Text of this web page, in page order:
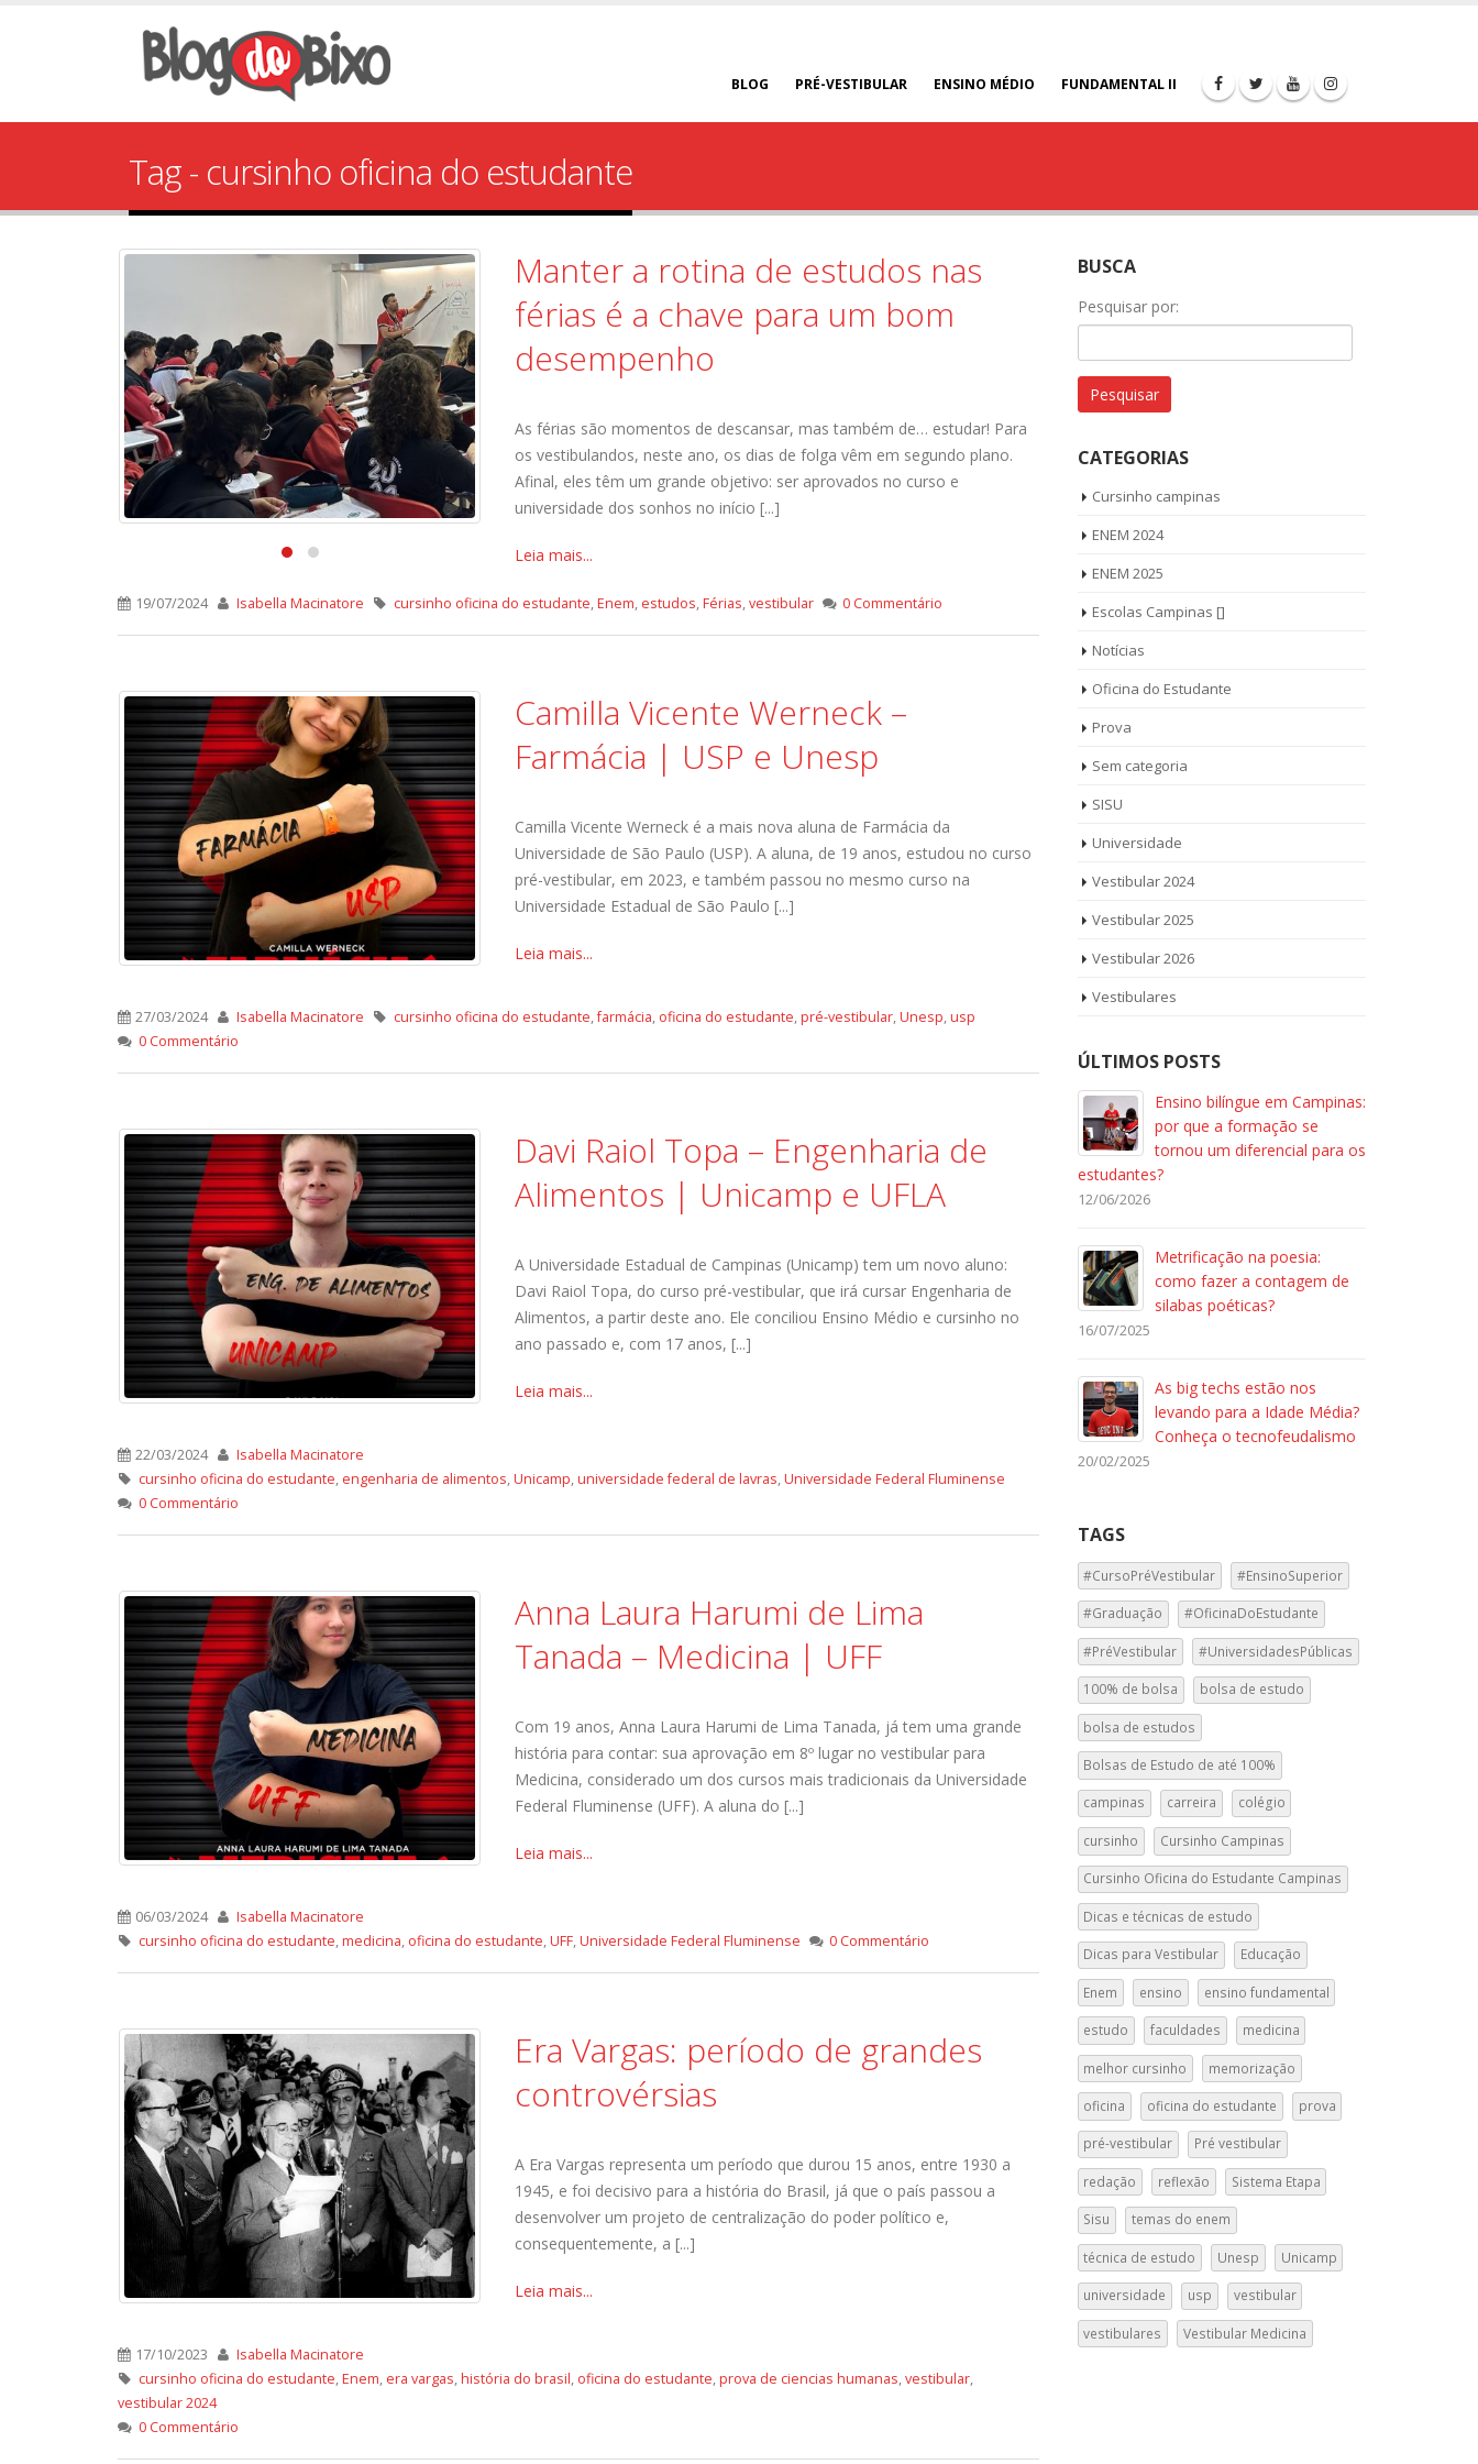
BLOG PRÉ-VESTIBULAR ENSINO MÉDIO FUNDAMENTAL II
Tag - cursinho oficina do estudante
Manter a rotina de estudos nas
férias é a chave para um bom
desempenho
As férias são momentos de descansar, mas também de… estudar! Para
os vestibulandos, neste ano, os dias de folga vêm em segundo plano.
Afinal, eles têm um grande objetivo: ser aprovados no curso e
universidade dos sonhos no início [...]
Leia mais...
19/07/2024 Isabella Macinatore cursinho oficina do estudante,Enem, estudos,Férias,vestibular 0 Commentário
Camilla Vicente Werneck –
Farmácia | USP e Unesp
Camilla Vicente Werneck é a mais nova aluna de Farmácia da
Universidade de São Paulo (USP). A aluna, de 19 anos, estudou no curso
pré-vestibular, em 2023, e também passou no mesmo curso na
Universidade Estadual de São Paulo [...]
Leia mais...
27/03/2024 Isabella Macinatore cursinho oficina do estudante,farmácia, oficina do estudante,pré-vestibular,Unesp,usp
0 Commentário
Davi Raiol Topa – Engenharia de
Alimentos | Unicamp e UFLA
A Universidade Estadual de Campinas (Unicamp) tem um novo aluno:
Davi Raiol Topa, do curso pré-vestibular, que irá cursar Engenharia de
Alimentos, a partir deste ano. Ele conciliou Ensino Médio e cursinho no
ano passado e, com 17 anos, [...]
Leia mais...
22/03/2024
Isabella Macinatore
cursinho oficina do estudante, engenharia de alimentos,Unicamp,universidade federal de lavras,Universidade Federal Fluminense
0 Commentário
Anna Laura Harumi de Lima
Tanada – Medicina | UFF
Com 19 anos, Anna Laura Harumi de Lima Tanada, já tem uma grande
história para contar: sua aprovação em 8º lugar no vestibular para
Medicina, considerado um dos cursos mais tradicionais da Universidade
Federal Fluminense (UFF). A aluna do [...]
Leia mais...
06/03/2024
Isabella Macinatore
cursinho oficina do estudante,medicina, oficina do estudante,UFF,Universidade Federal Fluminense 0 Commentário
Era Vargas: período de grandes
controvérsias
A Era Vargas representa um período que durou 15 anos, entre 1930 a
1945, e foi decisivo para a história do Brasil, já que o país passou a
desenvolver um projeto de centralização do poder político e,
consequentemente, a [...]
Leia mais...
17/10/2023
Isabella Macinatore
cursinho oficina do estudante,Enem, era vargas,história do brasil, oficina do estudante,prova de ciencias humanas,vestibular,
vestibular 2024
0 Commentário
BUSCA
Pesquisar por:
CATEGORIAS
Cursinho campinas
ENEM 2024
ENEM 2025
Escolas Campinas []
Notícias
Oficina do Estudante
Prova
Sem categoria
SISU
Universidade
Vestibular 2024
Vestibular 2025
Vestibular 2026
Vestibulares
ÚLTIMOS POSTS
Ensino bilíngue em Campinas:
por que a formação se
tornou um diferencial para os
estudantes?
12/06/2026
Metrificação na poesia:
como fazer a contagem de
silabas poéticas?
16/07/2025
As big techs estão nos
levando para a Idade Média?
Conheça o tecnofeudalismo
20/02/2025
TAGS
#CursoPréVestibular #EnsinoSuperior
#Graduação #OficinaDoEstudante
#PréVestibular #UniversidadesPúblicas
100% de bolsa bolsa de estudo
bolsa de estudos
Bolsas de Estudo de até 100%
campinas carreira colégio
cursinho Cursinho Campinas
Cursinho Oficina do Estudante Campinas
Dicas e técnicas de estudo
Dicas para Vestibular Educação
Enem ensino ensino fundamental
estudo faculdades medicina
melhor cursinho memorização
oficina oficina do estudante prova
pré-vestibular Pré vestibular
redação reflexão Sistema Etapa
Sisu temas do enem
técnica de estudo Unesp Unicamp
universidade usp vestibular
vestibulares Vestibular Medicina